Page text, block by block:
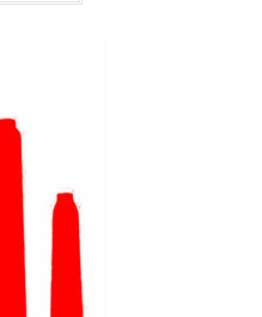
heeft